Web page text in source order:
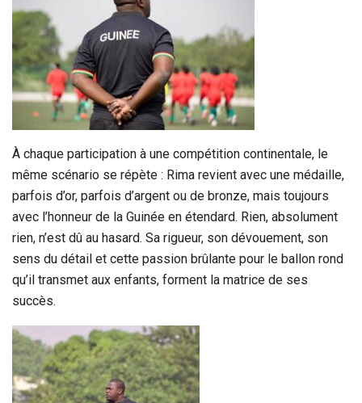
À chaque participation à une compétition continentale, le
même scénario se répète : Rima revient avec une médaille,
parfois d’or, parfois d’argent ou de bronze, mais toujours
avec l’honneur de la Guinée en étendard. Rien, absolument
rien, n’est dû au hasard. Sa rigueur, son dévouement, son
sens du détail et cette passion brûlante pour le ballon rond
qu’il transmet aux enfants, forment la matrice de ses
succès.